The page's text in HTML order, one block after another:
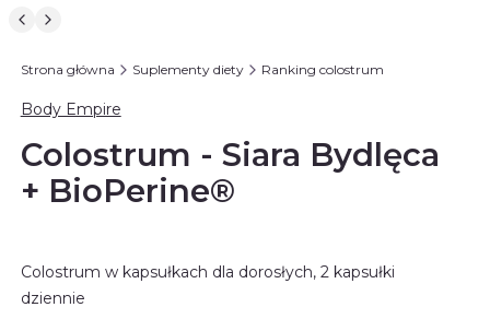
Strona główna Suplementy diety Ranking colostrum
Body Empire
Colostrum - Siara Bydlęca
+ BioPerine®
Colostrum w kapsułkach dla dorosłych, 2 kapsułki
dziennie